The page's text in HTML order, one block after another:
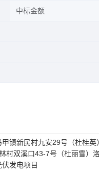
中标金额
镇新民村九安29号（杜桂
村双溪口43-7号（杜丽雪）
发电项目